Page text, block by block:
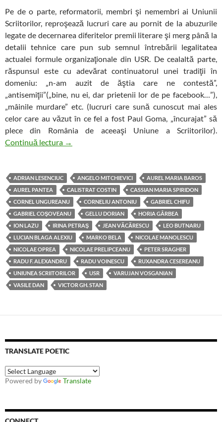
Pe de o parte, reformatorii, membri şi nemembri ai Uniunii
Scriitorilor, reproşează lucruri care au pornit de la abuzurile
legate de decernarea diferitelor premii literare şi merg până la
detalii tehnice care pun sub semnul întrebării legalitatea
actualei formule organizaţionale din USR. De cealaltă parte,
răspunsul este cu adevărat continuatorul unei tradiţii în
domeniu: „n-am auzit de ăştia care ne contestă”,
„antisemiţii”(„bine, nu ei, dar prietenii lor de pe facebook…”),
„mâinile murdare” etc. (lucruri care sună cunoscut mai ales
celor care au văzut în ce fel a fost Paul Goma, „încurajat” să
plece din România de aceeaşi Uniune a Scriitorilor).
Continuă lectura USR şi extremismul în calitate de coadă de
→
ADRIAN LESENCIUC ANGELO MITCHIEVICI
AUREL MARIA BAROS
AUREL PANTEA
CALISTRAT COSTIN
CASSIAN MARIA SPIRIDON
CORNEL UNGUREANU
CORNELIU ANTONIU
GABRIEL CHIFU
GABRIEL COŞOVEANU
GELLU DORIAN
HORIA GÂRBEA
ION LAZU
IRINA PETRAŞ JEAN VĂCĂRESCU
LEO BUTNARU
LUCIAN BLAGA ALEXIU
MARKO BELA
NICOLAE MANOLESCU
NICOLAE OPREA
NICOLAE PRELIPCEANU
PETER SRAGHER
RADU F. ALEXANDRU
RADU VOINESCU
RUXANDRA CESEREANU
UNIUNEA SCRIITORILOR
USR
VARUJAN VOSGANIAN
VASILE DAN
VICTOR GH. STAN
TRANSLATE POETIC
Powered by Translate